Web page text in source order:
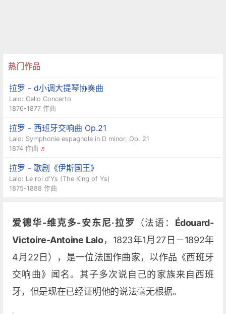
热门作品
拉罗 - d小调大提琴协奏曲
Lalo: Cello Concerto
1876-1877 作曲
拉罗 - 西班牙交响曲 Op.21
Lalo: Symphonie espagnole in D minor, Op. 21
1874 作曲 ♬
拉罗 - 歌剧《伊斯国王》
Lalo: Le roi d'Ys (The King of Ys)
1875-1888 作曲
爱德华-维克多-安东尼·拉罗 （法语： Édouard-
Victoire-Antoine Lalo，1823年1月27日－1892年
4月22日），是一位法国作曲家，以作品《西班牙
交响曲》闻名。其子多次说自己的家族来自西班
牙，但是现在已经证明他的说法毫无根据。